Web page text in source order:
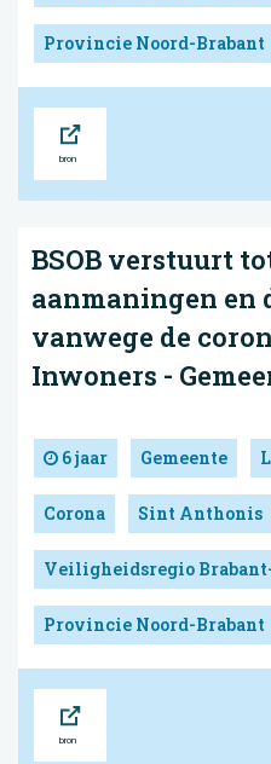
Provincie Noord-Brabant
BSOB verstuurt
aanmaningen en
vanwege de
Inwoners -
6 jaar Gemeente
Corona Sint Anthonis
Veiligheidsregio
Provincie Noord-Brabant